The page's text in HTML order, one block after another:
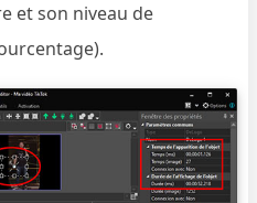
et son niveau de